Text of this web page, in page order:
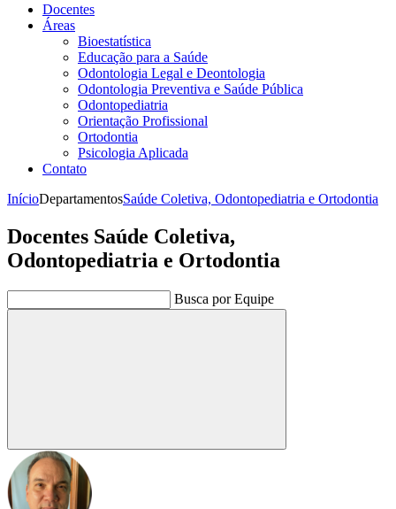
Docentes
Áreas
Bioestatística
Educação para a Saúde
Odontologia Legal e Deontologia
Odontologia Preventiva e Saúde Pública
Odontopediatria
Orientação Profissional
Ortodontia
Psicologia Aplicada
Contato
InícioDepartamentosSaúde Coletiva, Odontopediatria e Ortodontia
Docentes Saúde Coletiva,
Odontopediatria e Ortodontia
Busca por Equipe
Buscar